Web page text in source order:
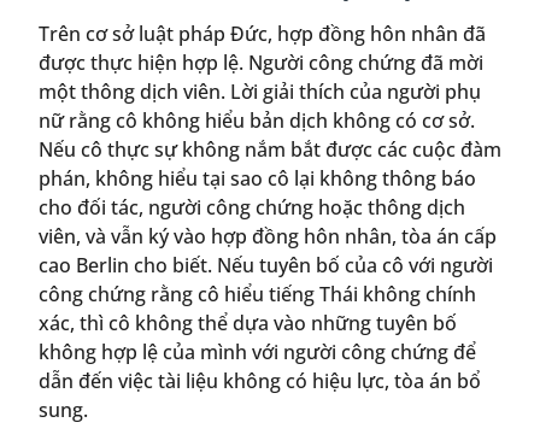
Trên cơ sở luật pháp Đức, hợp đồng hôn nhân đã
được thực hiện hợp lệ. Người công chứng đã mời
một thông dịch viên. Lời giải thích của người phụ
nữ rằng cô không hiểu bản dịch không có cơ sở.
Nếu cô thực sự không nắm bắt được các cuộc đàm
phán, không hiểu tại sao cô lại không thông báo
cho đối tác, người công chứng hoặc thông dịch
viên, và vẫn ký vào hợp đồng hôn nhân, tòa án cấp
cao Berlin cho biết. Nếu tuyên bố của cô với người
công chứng rằng cô hiểu tiếng Thái không chính
xác, thì cô không thể dựa vào những tuyên bố
không hợp lệ của mình với người công chứng để
dẫn đến việc tài liệu không có hiệu lực, tòa án bổ
sung.